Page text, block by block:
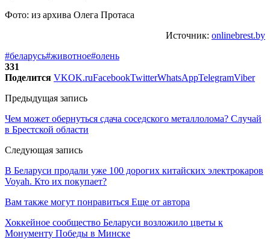
Фото: из архива Олега Протаса
Источник: onlinebrest.by
#беларусь#животное#олень
331
Поделится VKOK.ruFacebookTwitterWhatsAppTelegramViber
Предыдущая запись
Чем может обернуться сдача соседского металлолома? Случай
в Брестской области
Следующая запись
В Беларуси продали уже 100 дорогих китайских электрокаров
Voyah. Кто их покупает?
Вам также могут понравиться Еще от автора
Хоккейное сообщество Беларуси возложило цветы к
Монументу Победы в Минске